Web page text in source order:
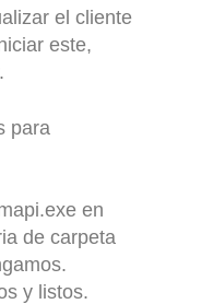
el cliente
este,
para
en
de carpeta
y listos.